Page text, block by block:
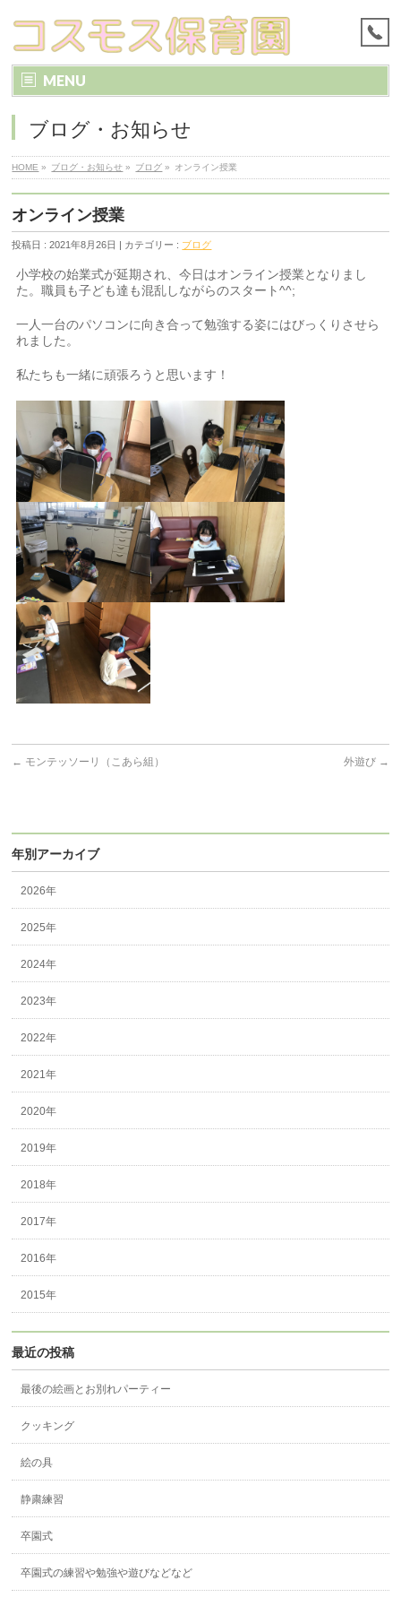
MENU
ブログ・お知らせ
HOME » ブログ・お知らせ » ブログ » オンライン授業
オンライン授業
投稿日 : 2021年8月26日 | カテゴリー : ブログ
小学校の始業式が延期され、今日はオンライン授業となりまし
た。職員も子ども達も混乱しながらのスタート^^;
一人一台のパソコンに向き合って勉強する姿にはびっくりさせら
れました。
私たちも一緒に頑張ろうと思います！
← モンテッソーリ（こあら組） 外遊び →
年別アーカイブ
2026年
2025年
2024年
2023年
2022年
2021年
2020年
2019年
2018年
2017年
2016年
2015年
最近の投稿
最後の絵画とお別れパーティー
クッキング
絵の具
静粛練習
卒園式
卒園式の練習や勉強や遊びなどなど